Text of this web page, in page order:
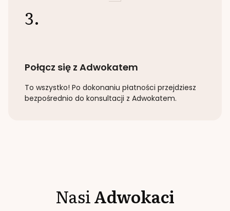
3.
Połącz się z Adwokatem
To wszystko! Po dokonaniu płatności przejdziesz
bezpośrednio do konsultacji z Adwokatem.
NasiAdwokaci